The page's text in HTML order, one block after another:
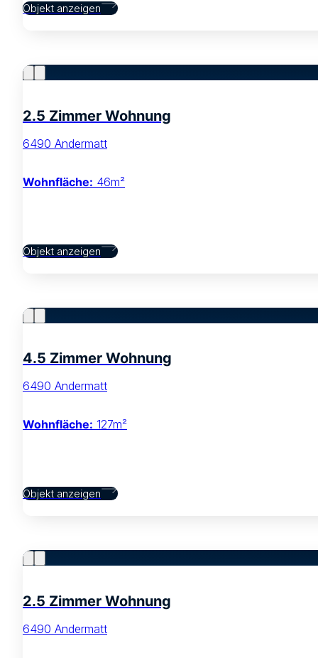
Objekt anzeigen
2.5 Zimmer Wohnung
6490 Andermatt
Wohnfläche: 46m²
Objekt anzeigen
4.5 Zimmer Wohnung
6490 Andermatt
Wohnfläche: 127m²
Objekt anzeigen
2.5 Zimmer Wohnung
6490 Andermatt